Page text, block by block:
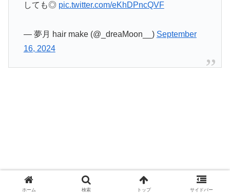
しても◎ pic.twitter.com/eKhDPncQVF
— 夢月 hair make (@_dreaMoon__) September
16, 2024
ホーム 検索 トップ サイドバー